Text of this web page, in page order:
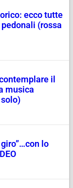
ecco tutte
(rossa
il
musica
lo